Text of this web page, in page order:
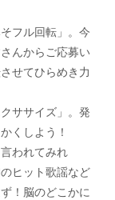
フル回転」。今
んからご応募い
せてひらめき力
ササイズ」。発
くしよう！
われてみれ
ヒット歌謡など
！脳のどこかに